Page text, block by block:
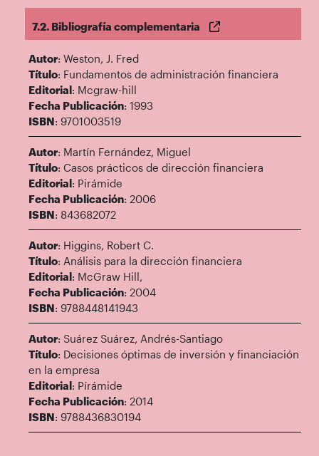
7.2. Bibliografía complementaria
Autor: Weston, J. Fred
Título: Fundamentos de administración financiera
Editorial: Mcgraw-hill
Fecha Publicación: 1993
ISBN: 9701003519
Autor: Martín Fernández, Miguel
Título: Casos prácticos de dirección financiera
Editorial: Pirámide
Fecha Publicación: 2006
ISBN: 843682072
Autor: Higgins, Robert C.
Título: Análisis para la dirección financiera
Editorial: McGraw Hill,
Fecha Publicación: 2004
ISBN: 9788448141943
Autor: Suárez Suárez, Andrés-Santiago
Título: Decisiones óptimas de inversión y financiación
en la empresa
Editorial: Pírámide
Fecha Publicación: 2014
ISBN: 9788436830194